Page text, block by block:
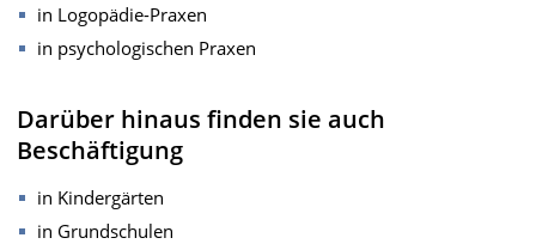
in Logopädie-Praxen
in psychologischen Praxen
Darüber hinaus finden sie auch
Beschäftigung
in Kindergärten
in Grundschulen